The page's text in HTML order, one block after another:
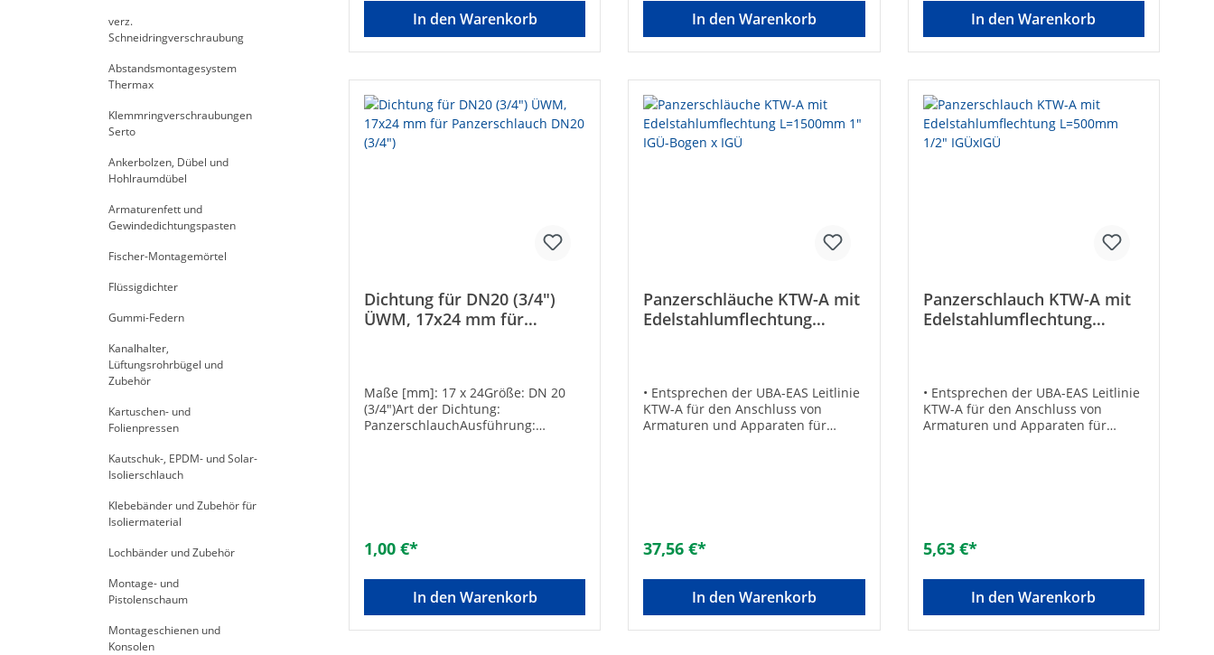
verz.
Schneidringverschraubung
Abstandsmontagesystem
Thermax
Klemmringverschraubungen
Serto
Ankerbolzen, Dübel und
Hohlraumdübel
Armaturenfett und
Gewindedichtungspasten
Fischer-Montagemörtel
Flüssigdichter
Gummi-Federn
Kanalhalter,
Lüftungsrohrbügel und
Zubehör
Kartuschen- und
Folienpressen
Kautschuk-, EPDM- und Solar-
Isolierschlauch
Klebebänder und Zubehör für
Isoliermaterial
Lochbänder und Zubehör
Montage- und
Pistolenschaum
Montageschienen und
Konsolen
+70°C• Ohne Dichtungen2 x gerade
mit ÜberwurfTechnische
DatenLänge [mm]: 1500Größe: DN
15 (1/2")Typ: 1/2“Gesamtlänge [mm]:
In den Warenkorb
+90°C2 x gerade mit Überwurf, mit
integrierter Dichtung, DN 10• Mit
integrierter DichtungTechnische
DatenLänge [mm]: 300Größe: DN 10
3/8“Gesamtlänge [mm]: 300
In den Warenkorb
+90°C1 x gerade mit zylindrischem
AG, 1 x gerade mit Überwurf, mit
integrierter Dichtung, DN 10• Mit
integrierter Dichtung Länge [mm]:
3/8“Gesamtlänge [mm]: 300
In den Warenkorb
Dichtung für DN20 (3/4")
ÜWM, 17x24 mm für
Maße [mm]: 17 x 24Größe: DN 20
(3/4")Art der Dichtung:
PanzerschlauchAusführung:
Gewindemaß NPT: 3/4 Zoll
1,00 €*
In den Warenkorb
Panzerschläuche KTW-A mit
Edelstahlumflechtung
• Entsprechen der UBA-EAS Leitlinie
KTW-A für den Anschluss von
Armaturen und Apparaten für
auf Glykolbasis in handelsüblicher
Dosierung bis 50%• Betriebsdruck:
+70°C• Ohne Dichtungen1 x gerade
mit Überwurf, 1 x 90° Bogen mit
Überwurf Länge [mm]: 1500Größe:
DN 25 (1")Gesamtlänge [mm]: 1500
37,56 €*
In den Warenkorb
Panzerschlauch KTW-A mit
Edelstahlumflechtung
• Entsprechen der UBA-EAS Leitlinie
KTW-A für den Anschluss von
Armaturen und Apparaten für
auf Glykolbasis in handelsüblicher
Dosierung bis 50%• Betriebsdruck:
+70°C• Ohne Dichtungen2 x gerade
mit ÜberwurfTechnische
DatenLänge [mm]: 500Größe: DN 15
(1/2")Typ: 1/2“Gesamtlänge [mm]:
5,63 €*
In den Warenkorb